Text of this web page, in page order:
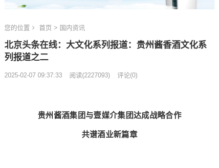
您的位置 首页 > 国内资讯
北京头条在线：大文化系列报道：贵州酱香酒文化系
列报道之二
2025-02-07 09:37:33 阅读(2227093) 评论(0)
贵州酱酒集团与壹媒介集团达成战略合作
共谱酒业新篇章